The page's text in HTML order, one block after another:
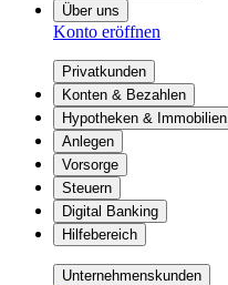
Über uns
Konto eröffnen
Privatkunden
Konten & Bezahlen
Hypotheken & Immobilien
Anlegen
Vorsorge
Steuern
Digital Banking
Hilfebereich
Unternehmenskunden